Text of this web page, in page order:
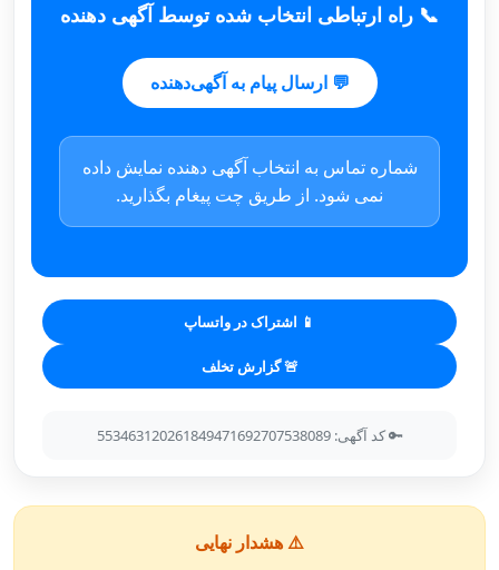
📞 راه ارتباطی انتخاب شده توسط آگهی دهنده
💬 ارسال پیام به آگهی‌دهنده
شماره تماس به انتخاب آگهی دهنده نمایش داده
نمی شود. از طریق چت پیغام بگذارید.
📱 اشتراک در واتساپ
🚨 گزارش تخلف
🔑 کد آگهی: 553463120261849471692707538089
⚠️ هشدار نهایی